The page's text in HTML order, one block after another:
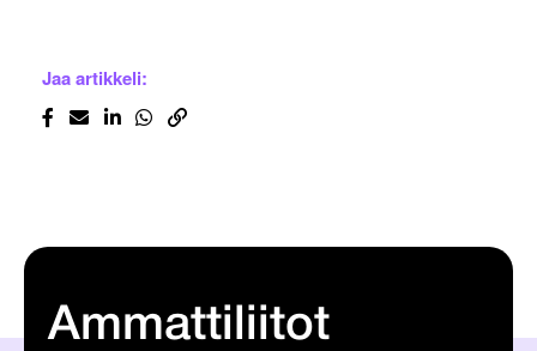
Jaa artikkeli:
Ammattiliitot